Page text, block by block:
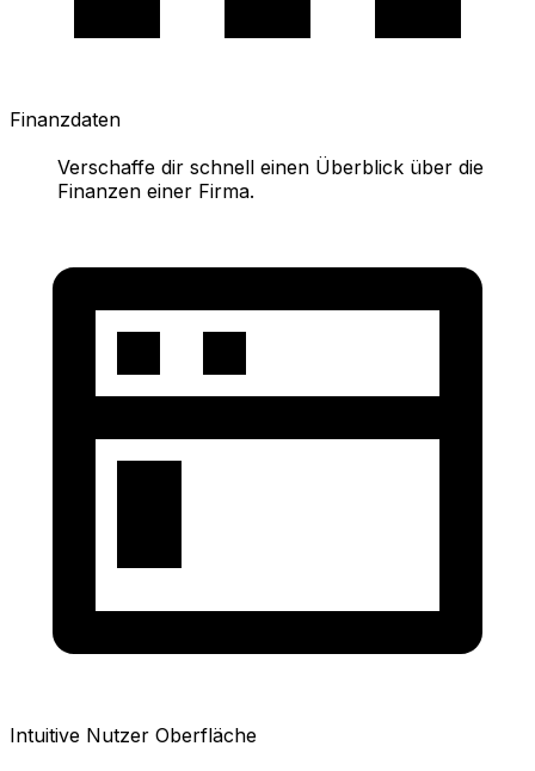
Finanzdaten
Verschaffe dir schnell einen Überblick über die
Finanzen einer Firma.
Intuitive Nutzer Oberfläche